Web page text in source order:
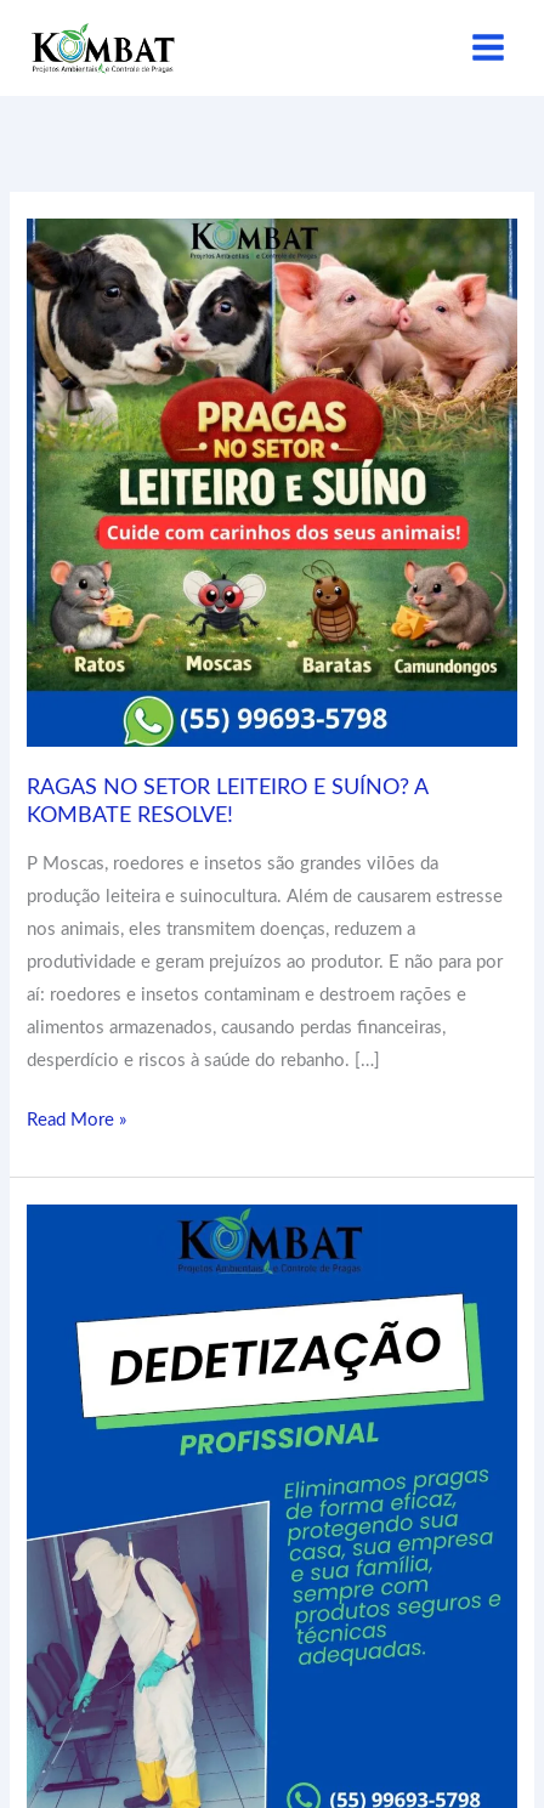
RAGAS NO SETOR LEITEIRO E SUÍNO? A
KOMBATE RESOLVE!
P Moscas, roedores e insetos são grandes vilões da
produção leiteira e suinocultura. Além de causarem estresse
nos animais, eles transmitem doenças, reduzem a
produtividade e geram prejuízos ao produtor. E não para por
aí: roedores e insetos contaminam e destroem rações e
alimentos armazenados, causando perdas financeiras,
desperdício e riscos à saúde do rebanho. […]
RAGAS
NO
SETOR
LEITEIRO
SUÍNO?
A
KOMBATE
RESOLVE!
Read More »